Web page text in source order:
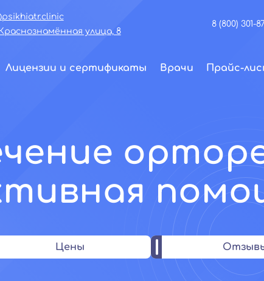
улица, 8
8 (800) 301-
Лицензии и сертификаты Врачи Прайс-
Цены